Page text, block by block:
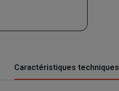
Caractéristiques techniques